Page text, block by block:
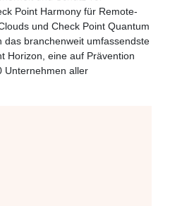
Point Harmony für Remote-
und Check Point Quantum
branchenweit umfassendste
Horizon, eine auf Prävention
Unternehmen aller